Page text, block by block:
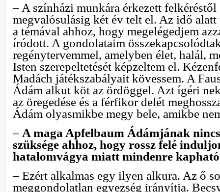
– A színházi munkára érkezett felkéréstől
megvalósulásig két év telt el. Az idő
a témával ahhoz, hogy megelégedjem
íródott. A gondolataim
regénytervemmel, amelyben élet, halál,
Isten szerepeltetését képzeltem el.
Madách játékszabályait kövessem. A
Ádám alkut köt az ördöggel. Azt ígéri
az öregedése és a férfikor delét
Ádám olyasmikbe megy bele, amikbe
– A maga Apfelbaum Ádámjának
szüksége ahhoz, hogy rossz felé
hatalomvágya miatt mindenre kapható
– Ezért alkalmas egy ilyen alkura. Az ő
meggondolatlan egyezség irányítja.